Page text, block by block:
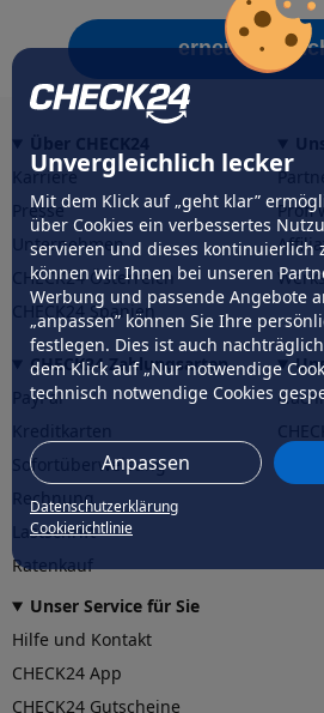
Unvergleichlich lecker
Mit dem Klick auf „geht klar”
über Cookies ein verbessertes
servieren und dieses kontinuierlich
können wir Ihnen bei unseren
Werbung und passende Angebote
„anpassen” können Sie Ihre
festlegen. Dies ist auch
dem Klick auf „Nur notwendige
technisch notwendige Cookies
Anpassen
Datenschutzerklärung
Cookierichtlinie
erneut
Karriere
Presse
Unternehmen
CHECK24 Österreich
CHECK24 Spanien
Profi
CHECK24 Zahlungsarten
PayPal
Sofortüberweisung
Rechnung
Lastschrift
Ratenkauf
Unser Service für Sie
Hilfe und Kontakt
CHECK24 App
CHECK24 Gutscheine